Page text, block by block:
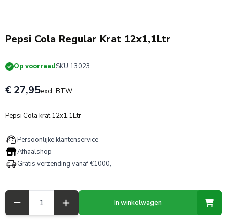
Pepsi Cola Regular Krat 12x1,1Ltr
Op voorraadSKU 13023
€ 27,95excl. BTW
Pepsi Cola krat 12x1,1Ltr
Persoonlijke klantenservice
Afhaalshop
Gratis verzending vanaf €1000,-
In winkelwagen